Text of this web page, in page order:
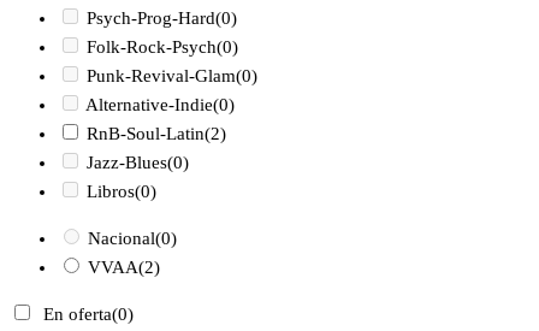
Psych-Prog-Hard(0)
Folk-Rock-Psych(0)
Punk-Revival-Glam(0)
Alternative-Indie(0)
RnB-Soul-Latin(2)
Jazz-Blues(0)
Libros(0)
Nacional(0)
VVAA(2)
En oferta(0)